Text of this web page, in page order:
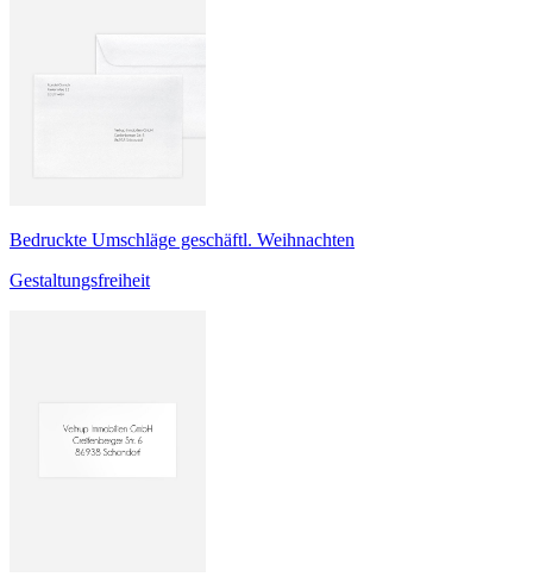
Bedruckte Umschläge geschäftl. Weihnachten
Gestaltungsfreiheit